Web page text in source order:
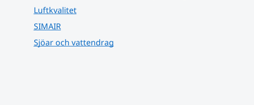
Luftkvalitet
SIMAIR
Sjöar och vattendrag